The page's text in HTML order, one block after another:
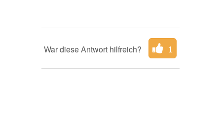
War diese Antwort hilfreich? 1